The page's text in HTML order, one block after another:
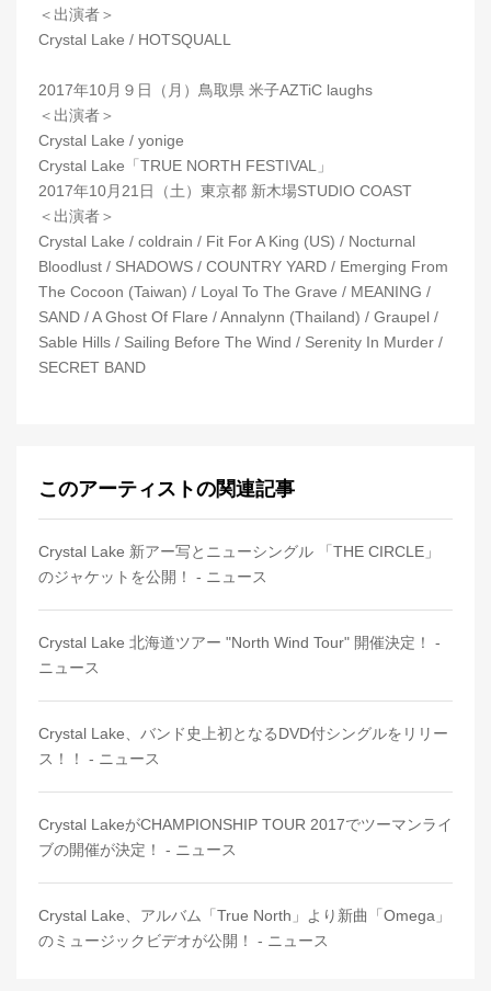
＜出演者＞
Crystal Lake / HOTSQUALL
2017年10月９日（月）鳥取県 米子AZTiC laughs
＜出演者＞
Crystal Lake / yonige
Crystal Lake「TRUE NORTH FESTIVAL」
2017年10月21日（土）東京都 新木場STUDIO COAST
＜出演者＞
Crystal Lake / coldrain / Fit For A King (US) / Nocturnal
Bloodlust / SHADOWS / COUNTRY YARD / Emerging From
The Cocoon (Taiwan) / Loyal To The Grave / MEANING /
SAND / A Ghost Of Flare / Annalynn (Thailand) / Graupel /
Sable Hills / Sailing Before The Wind / Serenity In Murder /
SECRET BAND
このアーティストの関連記事
Crystal Lake 新アー写とニューシングル 「THE CIRCLE」
のジャケットを公開！ - ニュース
Crystal Lake 北海道ツアー "North Wind Tour" 開催決定！ -
ニュース
Crystal Lake、バンド史上初となるDVD付シングルをリリー
ス！！ - ニュース
Crystal LakeがCHAMPIONSHIP TOUR 2017でツーマンライ
ブの開催が決定！ - ニュース
Crystal Lake、アルバム「True North」より新曲「Omega」
のミュージックビデオが公開！ - ニュース